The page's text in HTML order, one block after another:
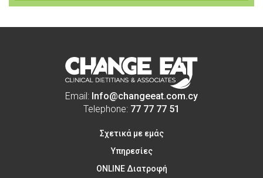
Email: Info@changeeat.com.cy
Telephone: 77 77 77 51
Σχετικά με εμάς
Υπηρεσίες
ONLINE Διατροφή